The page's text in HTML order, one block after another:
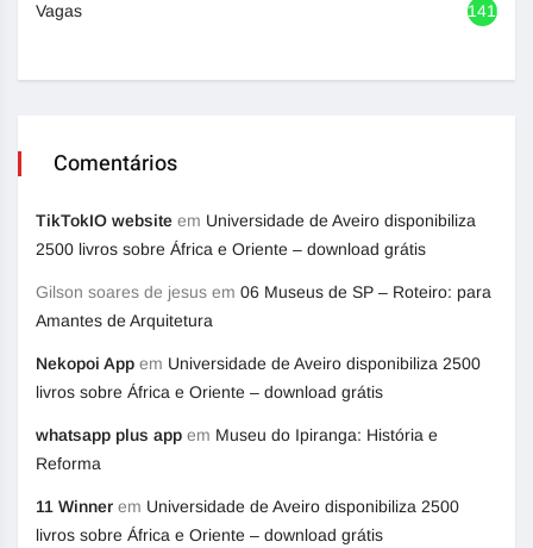
Vagas 1416
Comentários
TikTokIO website em Universidade de Aveiro disponibiliza
2500 livros sobre África e Oriente – download grátis
Gilson soares de jesus em 06 Museus de SP – Roteiro: para
Amantes de Arquitetura
Nekopoi App em Universidade de Aveiro disponibiliza 2500
livros sobre África e Oriente – download grátis
whatsapp plus app em Museu do Ipiranga: História e
Reforma
11 Winner em Universidade de Aveiro disponibiliza 2500
livros sobre África e Oriente – download grátis